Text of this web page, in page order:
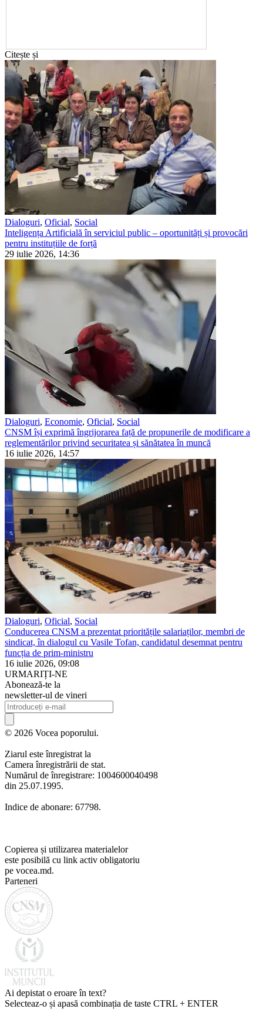
Citește și
Dialoguri, Oficial, Social
Inteligența Artificială în serviciul public – oportunități și provocări
pentru instituțiile de forță
29 iulie 2026, 14:36
Dialoguri, Economie, Oficial, Social
CNSM își exprimă îngrijorarea față de propunerile de modificare a
reglementărilor privind securitatea și sănătatea în muncă
16 iulie 2026, 14:57
Dialoguri, Oficial, Social
Conducerea CNSM a prezentat prioritățile salariaților, membri de
sindicat, în dialogul cu Vasile Tofan, candidatul desemnat pentru
funcția de prim-ministru
16 iulie 2026, 09:08
URMARIȚI-NE
Abonează-te la
newsletter-ul de vineri
© 2026 Vocea poporului.
Ziarul este înregistrat la
Camera înregistrării de stat.
Numărul de înregistrare: 1004600040498
din 25.07.1995.
Indice de abonare: 67798.
Copierea și utilizarea materialelor
este posibilă cu link activ obligatoriu
pe vocea.md.
Parteneri
Ai depistat o eroare în text?
Selecteaz-o și apasă combinația de taste CTRL + ENTER